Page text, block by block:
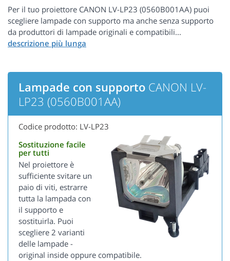
Per il tuo proiettore CANON LV-LP23 (0560B001AA) puoi
scegliere lampade con supporto ma anche senza supporto
da produttori di lampade originali e compatibili...
Lampade con supporto CANON LV-
LP23 (0560B001AA)
Codice prodotto: LV-LP23
Sostituzione facile
per tutti
Nel proiettore è
sufficiente svitare un
paio di viti, estrarre
tutta la lampada con
il supporto e
sostituirla. Puoi
scegliere 2 varianti
delle lampade -
original inside oppure compatibile.